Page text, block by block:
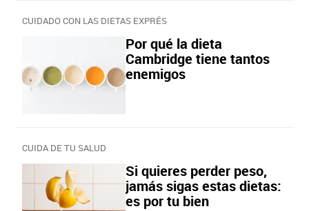
CUIDADO CON LAS DIETAS EXPRÉS
Por qué la dieta
Cambridge tiene tantos
enemigos
CUIDA DE TU SALUD
Si quieres perder peso,
jamás sigas estas dietas:
es por tu bien